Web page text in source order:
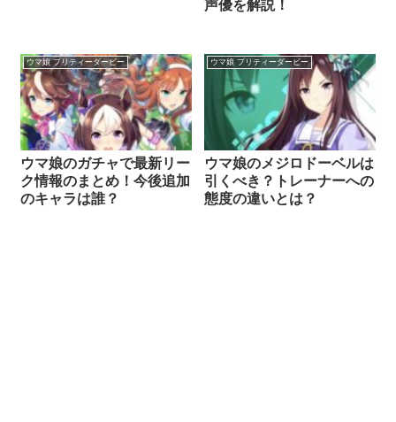
声優を解説！
ウマ娘 プリティーダービー
ウマ娘のガチャで最新リー
ク情報のまとめ！今後追加
のキャラは誰？
ウマ娘 プリティーダービー
ウマ娘のメジロドーベルは
引くべき？トレーナーへの
態度の違いとは？